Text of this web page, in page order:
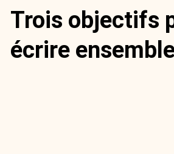
Trois objectifs
écrire